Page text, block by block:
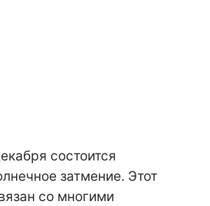
состоится
затмение. Этот
со многими